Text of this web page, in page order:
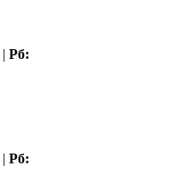
| Рб:
| Рб: